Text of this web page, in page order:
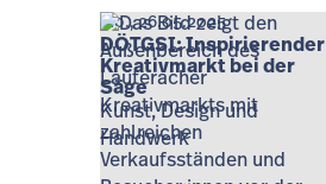
Mo., 26.05.2025
DÖTGSI: Inspirierender
Kreativmarkt bei der
Säge
Kunst, Design und
Handwerk